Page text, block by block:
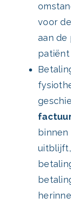
voor
aan de
patiënt
binnen